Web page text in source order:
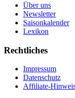
Über uns
Newsletter
Saisonkalender
Lexikon
Rechtliches
Impressum
Datenschutz
Affiliate-